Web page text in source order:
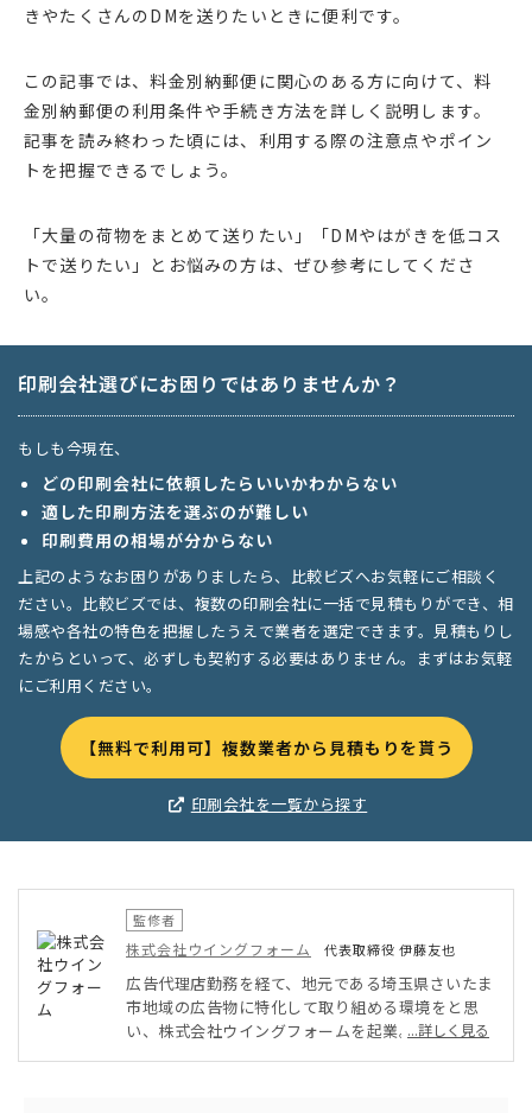
きやたくさんのDMを送りたいときに便利です。
この記事では、料金別納郵便に関心のある方に向けて、料
金別納郵便の利用条件や手続き方法を詳しく説明します。
記事を読み終わった頃には、利用する際の注意点やポイン
トを把握できるでしょう。
「大量の荷物をまとめて送りたい」「DMやはがきを低コス
トで送りたい」とお悩みの方は、ぜひ参考にしてくださ
い。
印刷会社選びにお困りではありませんか？
もしも今現在、
どの印刷会社に依頼したらいいかわからない
適した印刷方法を選ぶのが難しい
印刷費用の相場が分からない
上記のようなお困りがありましたら、比較ビズへお気軽にご相談く
ださい。比較ビズでは、複数の印刷会社に一括で見積もりができ、相
場感や各社の特色を把握したうえで業者を選定できます。見積もりし
たからといって、必ずしも契約する必要はありません。まずはお気軽
にご利用ください。
【無料で利用可】複数業者から見積もりを貰う
印刷会社を一覧から探す
監修者
株式会社ウイングフォーム 代表取締役 伊藤友也
広告代理店勤務を経て、地元である埼玉県さいたま
市地域の広告物に特化して取り組める環境をと思
い、株式会社ウイングフォームを起業。主に企業や
...詳しく見る